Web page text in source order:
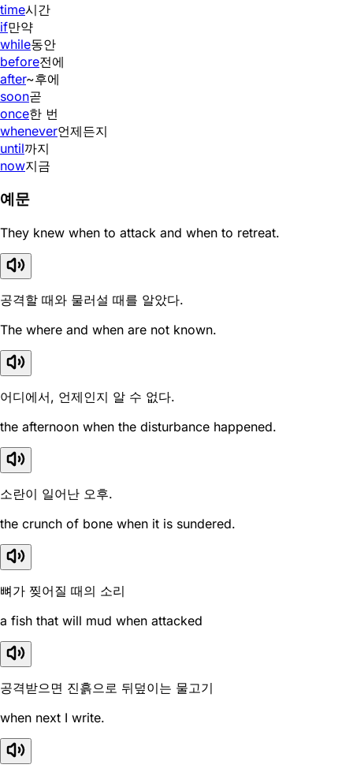
time시간
if만약
while동안
before전에
after~후에
soon곧
once한 번
whenever언제든지
until까지
now지금
예문
They knew when to attack and when to retreat.
공격할 때와 물러설 때를 알았다.
The where and when are not known.
어디에서, 언제인지 알 수 없다.
the afternoon when the disturbance happened.
소란이 일어난 오후.
the crunch of bone when it is sundered.
뼈가 찢어질 때의 소리
a fish that will mud when attacked
공격받으면 진흙으로 뒤덮이는 물고기
when next I write.